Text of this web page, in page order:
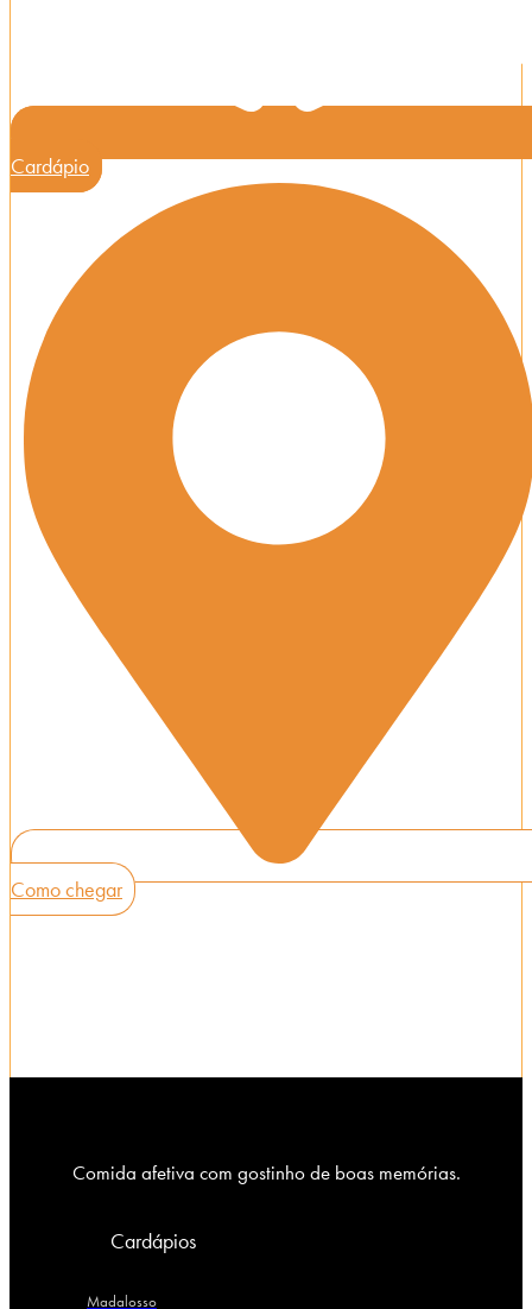
Cardápio
Como chegar
Comida afetiva com gostinho de boas memórias.
Cardápios
Madalosso